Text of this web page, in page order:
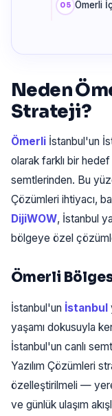
Ömerli
Neden
Strateji?
Ömerli İstanbul'un
olarak farklı bir
semtlerinden. Bu
Çözümleri ihtiyacı,
DijiWOW, İstanbul
bölgeye özel
Ömerli
İstanbul'un İstanbul
yaşamı dokusuyla
İstanbul'un canlı
Yazılım Çözümleri
özelleştirilmeli —
ve günlük ulaşım